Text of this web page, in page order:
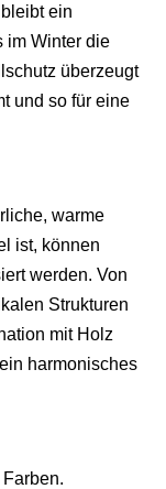
ein
im Winter die
überzeugt
und so für eine
warme
ist, können
werden. Von
Strukturen
mit Holz
harmonisches